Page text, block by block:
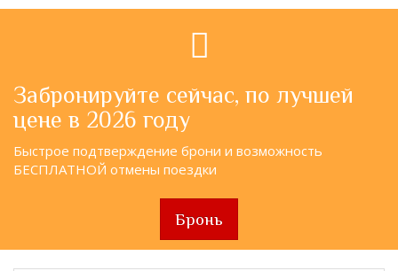
Забронируйте сейчас, по лучшей
цене в 2026 году
Быстрое подтверждение брони и возможность
БЕСПЛАТНОЙ отмены поездки
Бронь